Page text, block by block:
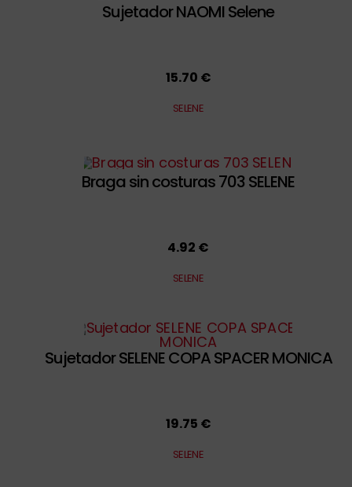
Sujetador NAOMI Selene
15.70 €
SELENE
Braga sin costuras 703 SELENE
4.92 €
SELENE
Sujetador SELENE COPA SPACER MONICA
19.75 €
SELENE